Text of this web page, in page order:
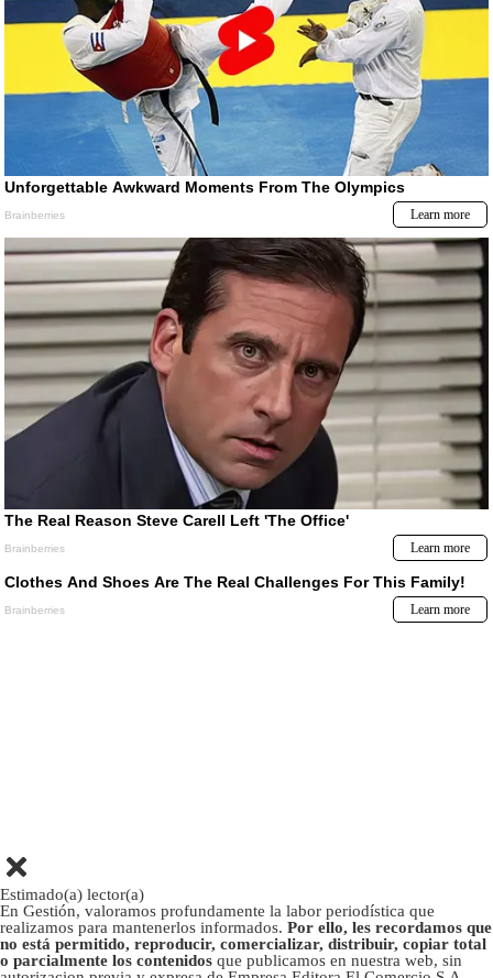
Estimado(a) lector(a)
En Gestión, valoramos profundamente la labor periodística que
realizamos para mantenerlos informados. Por ello, les recordamos que
no está permitido, reproducir, comercializar, distribuir, copiar total
o parcialmente los contenidos que publicamos en nuestra web, sin